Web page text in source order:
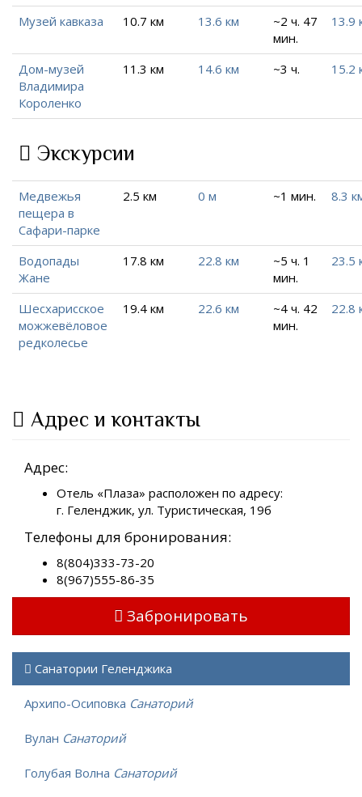
Музей кавказа 10.7 км 13.6 км
~2 ч. 47
мин.
13.9
Дом-музей
Владимира
Короленко
11.3 км 14.6 км ~3 ч. 15.2
Экскурсии
Медвежья
пещера в
Сафари-парке
2.5 км 0 м ~1 мин. 8.3
Водопады
Жане
17.8 км 22.8 км
~5 ч. 1
мин.
23.5
Шесхарисское
можжевёловое
редколесье
19.4 км 22.6 км
~4 ч. 42
мин.
22.8
Адрес и контакты
Адрес:
Отель «Плаза» расположен по адресу:
г. Геленджик, ул. Туристическая, 19б
Телефоны для бронирования:
8(804)333-73-20
8(967)555-86-35
Забронировать
Санатории Геленджика
Архипо-Осиповка Санаторий
Вулан Санаторий
Голубая Волна Санаторий